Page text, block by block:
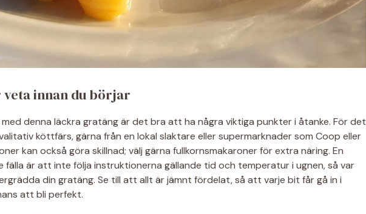
veta innan du börjar
denna läckra gratäng är det bra att ha några viktiga punkter i åtanke. För det
köttfärs, gärna från en lokal slaktare eller supermarknader som Coop eller
kan också göra skillnad; välj gärna fullkornsmakaroner för extra näring. En
fälla är att inte följa instruktionerna gällande tid och temperatur i ugnen, så var
din gratäng. Se till att allt är jämnt fördelat, så att varje bit får gå in i
att bli perfekt.